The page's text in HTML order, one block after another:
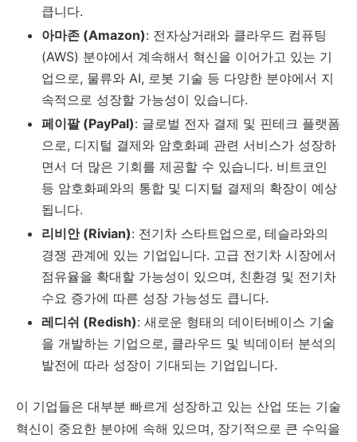
큽니다.
아마존 (Amazon): 전자상거래와 클라우드 컴퓨팅
(AWS) 분야에서 계속해서 혁신을 이어가고 있는 기
업으로, 물류와 AI, 로봇 기술 등 다양한 분야에서 지
속적으로 성장할 가능성이 있습니다.
페이팔 (PayPal): 글로벌 전자 결제 및 핀테크 플랫폼
으로, 디지털 결제와 암호화폐 관련 서비스가 성장하
면서 더 많은 기회를 제공할 수 있습니다. 비트코인
등 암호화폐와의 통합 및 디지털 결제의 확장이 예상
됩니다.
리비안 (Rivian): 전기차 스타트업으로, 테슬라와의
경쟁 관계에 있는 기업입니다. 고급 전기차 시장에서
점유율을 확대할 가능성이 있으며, 친환경 및 전기차
수요 증가에 따른 성장 가능성도 큽니다.
레디쉬 (Redish): 새로운 형태의 데이터베이스 기술
을 개발하는 기업으로, 클라우드 및 빅데이터 분석의
발전에 따라 성장이 기대되는 기업입니다.
이 기업들은 대부분 빠르게 성장하고 있는 산업 또는 기술
혁신이 중요한 분야에 속해 있으며, 장기적으로 큰 수익을